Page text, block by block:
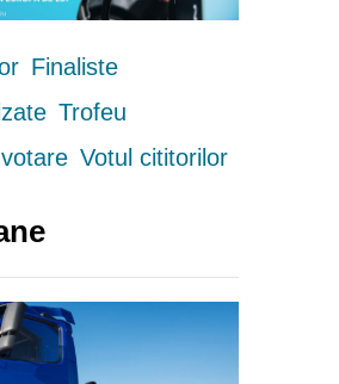
Finaliste
Trofeu
Votul cititorilor